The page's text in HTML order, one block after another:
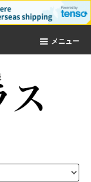
メニュー